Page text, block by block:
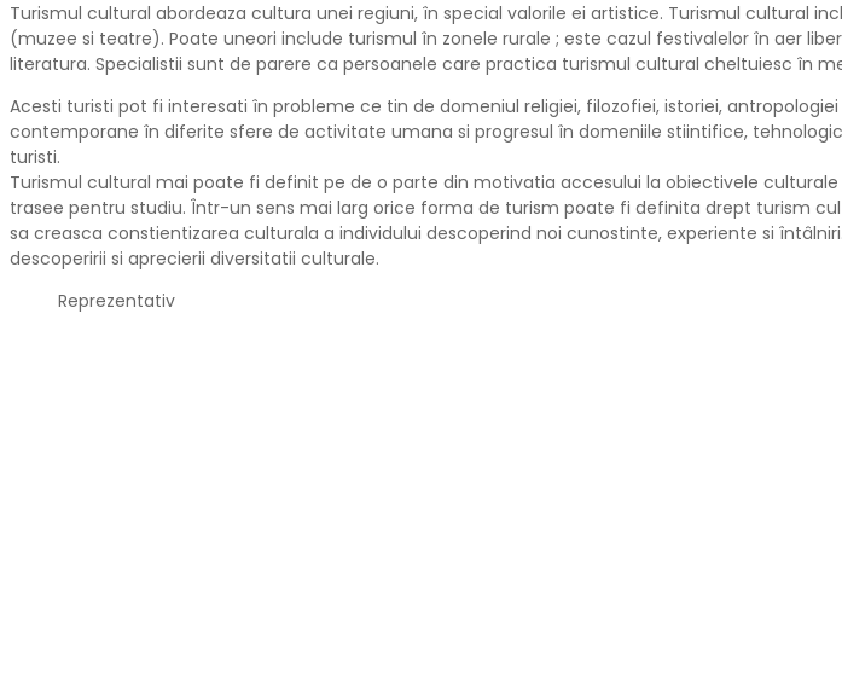
Turismul cultural abordeaza cultura unei regiuni, în special valorile ei artistice. Turismul cultural
(muzee si teatre). Poate uneori include turismul în zonele rurale ; este cazul festivalelor în aer
literatura. Specialistii sunt de parere ca persoanele care practica turismul cultural cheltuiesc în
Acesti turisti pot fi interesati în probleme ce tin de domeniul religiei, filozofiei, istoriei,
contemporane în diferite sfere de activitate umana si progresul în domeniile stiintifice,
turisti.
Turismul cultural mai poate fi definit pe de o parte din motivatia accesului la obiectivele
trasee pentru studiu. Într-un sens mai larg orice forma de turism poate fi definita drept turism
sa creasca constientizarea culturala a individului descoperind noi cunostinte, experiente si
descoperirii si aprecierii diversitatii culturale.
Reprezentativ